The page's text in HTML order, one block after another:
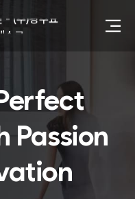
스코
- 피자마루
크
- 중외제약
고려은단
피㈜
Passion